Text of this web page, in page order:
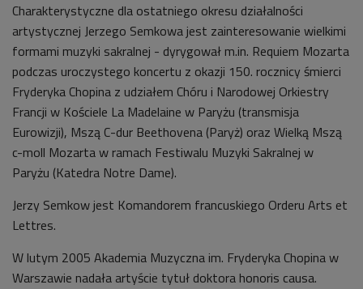
Charakterystyczne dla ostatniego okresu działalności
artystycznej Jerzego Semkowa jest zainteresowanie wielkimi
formami muzyki sakralnej - dyrygował m.in. Requiem Mozarta
podczas uroczystego koncertu z okazji 150. rocznicy śmierci
Fryderyka Chopina z udziałem Chóru i Narodowej Orkiestry
Francji w Kościele La Madelaine w Paryżu (transmisja
Eurowizji), Mszą C-dur Beethovena (Paryż) oraz Wielką Mszą
c-moll Mozarta w ramach Festiwalu Muzyki Sakralnej w
Paryżu (Katedra Notre Dame).
Jerzy Semkow jest Komandorem francuskiego Orderu Arts et
Lettres.
W lutym 2005 Akademia Muzyczna im. Fryderyka Chopina w
Warszawie nadała artyście tytuł doktora honoris causa.